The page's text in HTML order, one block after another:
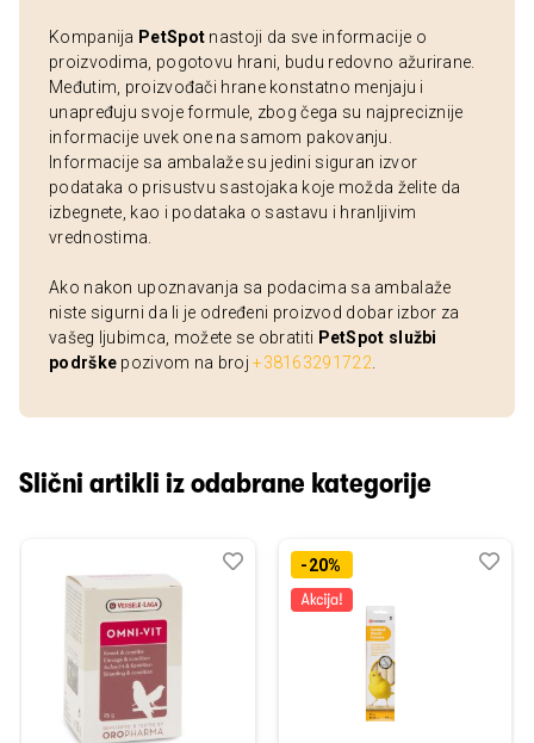
Kompanija PetSpot nastoji da sve informacije o
proizvodima, pogotovu hrani, budu redovno ažurirane.
Međutim, proizvođači hrane konstatno menjaju i
unapređuju svoje formule, zbog čega su najpreciznije
informacije uvek one na samom pakovanju.
Informacije sa ambalaže su jedini siguran izvor
podataka o prisustvu sastojaka koje možda želite da
izbegnete, kao i podataka o sastavu i hranljivim
vrednostima.
Ako nakon upoznavanja sa podacima sa ambalaže
niste sigurni da li je određeni proizvod dobar izbor za
vašeg ljubimca, možete se obratiti PetSpot službi
podrške pozivom na broj+38163291722
Slični artikli iz odabrane kategorije
Dodaj
Uporedi-20%